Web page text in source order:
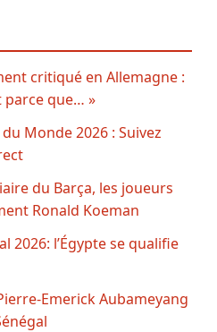
critiqué en Allemagne :
parce que… »
Monde 2026 : Suivez
du Barça, les joueurs
Ronald Koeman
2026: l’Égypte se qualifie
Emerick Aubameyang